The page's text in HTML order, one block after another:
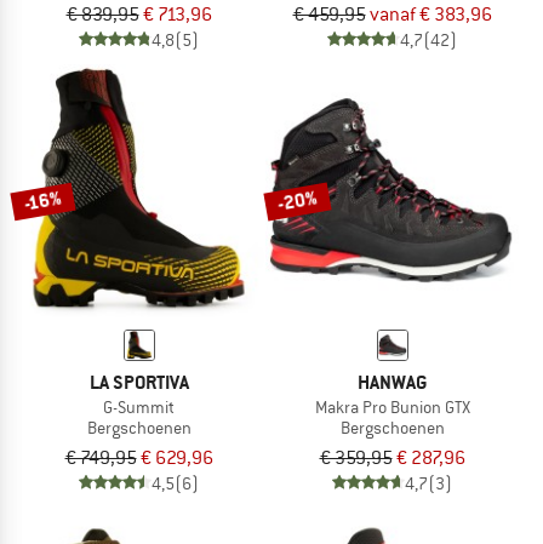
€ 839,95€ 713,96
4,8(5)
€ 459,95vanaf € 383,96
4,7(42)
-16%
LA SPORTIVA
G-Summit
Bergschoenen
€ 749,95€ 629,96
4,5(6)
-20%
HANWAG
Makra Pro Bunion GTX
Bergschoenen
€ 359,95€ 287,96
4,7(3)